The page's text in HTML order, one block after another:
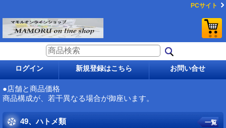
PCサイト
ログイン 新規登録はこちら お問い合せ
●店舗と商品価格
商品構成が、若干異なる場合が御座います。
49、ハトメ類 一覧